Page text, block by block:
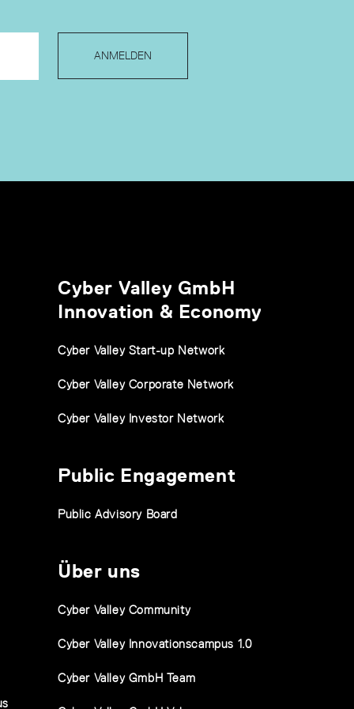
ANMELDEN
Cyber Valley GmbH
Innovation & Economy
Cyber Valley Start-up Network
Cyber Valley Corporate Network
Cyber Valley Investor Network
Public Engagement
Public Advisory Board
Über uns
Cyber Valley Community
Cyber Valley Innovationscampus 1.0
Cyber Valley GmbH Team